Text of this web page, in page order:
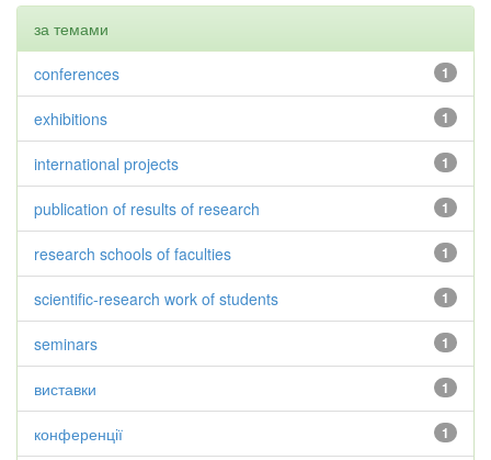
за темами
1
conferences
1
exhibitions
1
international projects
1
publication of results of research
1
research schools of faculties
1
scientific-research work of students
1
seminars
1
виставки
1
конференції